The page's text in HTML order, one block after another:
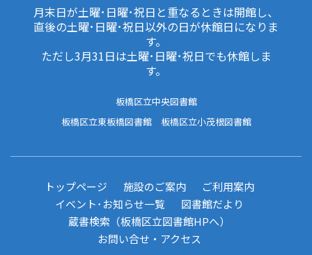
月末日が土曜･日曜･祝日と重なるときは開館し、
直後の土曜･日曜･祝日以外の日が休館日になりま
す。
ただし3月31日は土曜･日曜･祝日でも休館しま
す。
板橋区立中央図書館
板橋区立東板橋図書館
板橋区立小茂根図書館
トップページ 施設のご案内
ご利用案内
イベント･お知らせ一覧
図書館だより
蔵書検索（板橋区立図書館HPへ）
お問い合せ・アクセス